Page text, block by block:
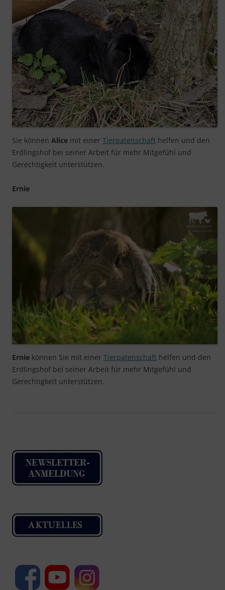
Sie können Alice mit einer Tierpatenschaft helfen und den
Erdlingshof bei seiner Arbeit für mehr Mitgefühl und
Gerechtigkeit unterstützen.
Ernie
Ernie können Sie mit einer Tierpatenschaft helfen und den
Erdlingshof bei seiner Arbeit für mehr Mitgefühl und
Gerechtigkeit unterstützen.